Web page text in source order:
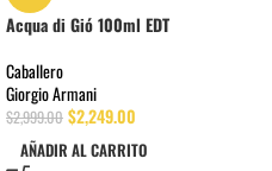
Acqua di Gió 100ml EDT
Caballero
Giorgio Armani
$2,999.00 $2,249.00
AÑADIR AL CARRITO